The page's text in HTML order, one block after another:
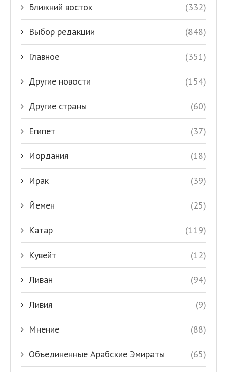
Ближний восток (332)
Выбор редакции (848)
Главное (351)
Другие новости (154)
Другие страны (60)
Египет (37)
Иордания (18)
Ирак (39)
Йемен (25)
Катар (119)
Кувейт (12)
Ливан (94)
Ливия (9)
Мнение (88)
Объединенные Арабские Эмираты (65)